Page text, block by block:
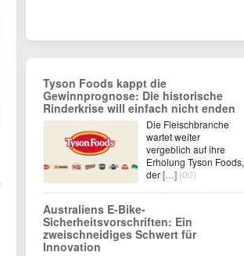
Tyson Foods kappt die
Gewinnprognose: Die historische
Rinderkrise will einfach nicht enden
Die Fleischbranche
wartet weiter
vergeblich auf ihre
Erholung Tyson Foods,
der[…] (00)
Australiens E-Bike-
Sicherheitsvorschriften: Ein
zweischneidiges Schwert für
Innovation